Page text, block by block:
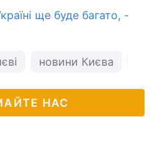
ще буде багато, -
новини Києва
НАС